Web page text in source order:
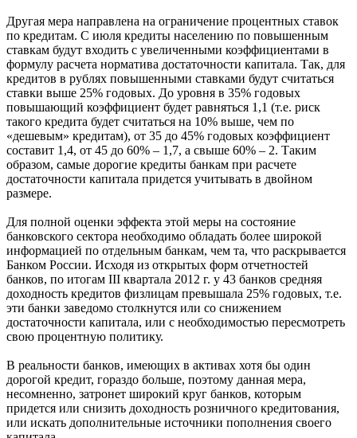
Другая мера направлена на ограничение процентных ставок
по кредитам. С июля кредиты населению по повышенным
ставкам будут входить с увеличенными коэффициентами в
формулу расчета норматива достаточности капитала. Так, для
кредитов в рублях повышенными ставками будут считаться
ставки выше 25% годовых. До уровня в 35% годовых
повышающий коэффициент будет равняться 1,1 (т.е. риск
такого кредита будет считаться на 10% выше, чем по
«дешевым» кредитам), от 35 до 45% годовых коэффициент
составит 1,4, от 45 до 60% – 1,7, а свыше 60% – 2. Таким
образом, самые дорогие кредиты банкам при расчете
достаточности капитала придется учитывать в двойном
размере.
Для полной оценки эффекта этой меры на состояние
банковского сектора необходимо обладать более широкой
информацией по отдельным банкам, чем та, что раскрывается
Банком России. Исходя из открытых форм отчетностей
банков, по итогам III квартала 2012 г. у 43 банков средняя
доходность кредитов физлицам превышала 25% годовых, т.е.
эти банки заведомо столкнутся или со снижением
достаточности капитала, или с необходимостью пересмотреть
свою процентную политику.
В реальности банков, имеющих в активах хотя бы один
дорогой кредит, гораздо больше, поэтому данная мера,
несомненно, затронет широкий круг банков, которым
придется или снизить доходность розничного кредитования,
или искать дополнительные источники пополнения своего